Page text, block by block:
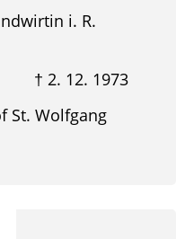
i. R.
12. 1973
St. Wolfgang